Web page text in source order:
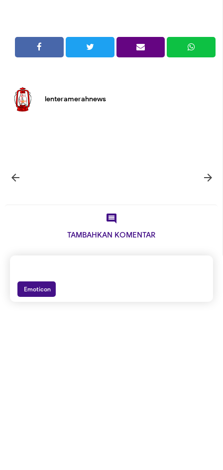
lenteramerahnews
 

TAMBAHKAN KOMENTAR
Emoticon